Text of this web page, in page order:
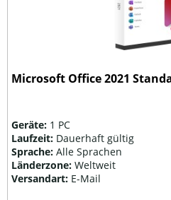
Microsoft Office 2021
Geräte: 1 PC
Laufzeit: Dauerhaft gültig
Sprache:Alle Sprachen
Länderzone:Weltweit
Versandart: E-Mail